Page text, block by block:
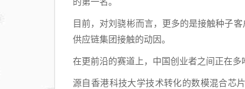
目前，对刘骁彬而言，更多的是接触种子
供应链集团接触的动因。
在更前沿的赛道上，中国创业者之间正在多
源自香港科技大学技术转化的数模混合芯